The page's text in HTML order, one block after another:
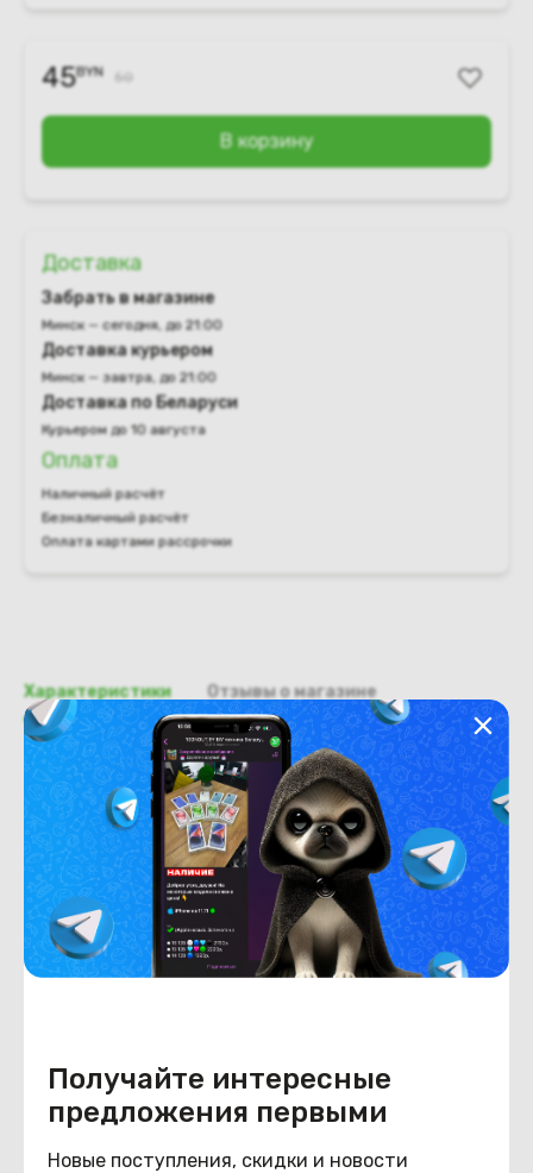
Получайте интересные
предложения первыми
Новые поступления, скидки и новости
45BYN 50
В корзину
Доставка
Забрать в магазине
Минск — сегодня, до 21:00
Доставка курьером
Минск — завтра, до 21:00
Доставка по Беларуси
Курьером до 10 августа
Оплата
Наличный расчёт
Безналичный расчёт
Оплата картами рассрочки
Характеристики Отзывы о магазине
Общая информация
Производитель
Toshiba
Тип товара
Палмрест
Состояние
Недостатки
состояние, запрос фото
уточнять у менеджера.